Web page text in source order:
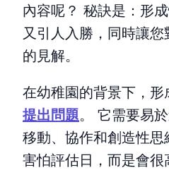
內容呢？ 秘訣是：形
又引人入勝，同時讓
的見解。
在幼稚園的背景下，
提出問題。 它需要易
移動、協作和創造性
害怕評估日，而是會